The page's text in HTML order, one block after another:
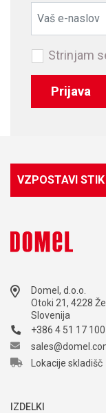
Prijava
Strinjam
VZPOSTAVI STIK
Domel, d.o.o.
Otoki 21, 4228
Slovenija
+386 4 51 17 100
Lokacije skladišč
IZDELKI